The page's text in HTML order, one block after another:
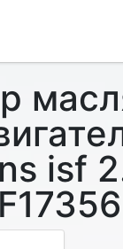
isf